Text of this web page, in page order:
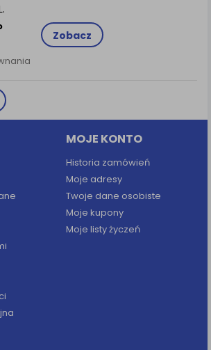
Zobacz
MOJE KONTO
Historia zamówień
Moje adresy
Twoje dane osobiste
Moje kupony
Moje listy życzeń